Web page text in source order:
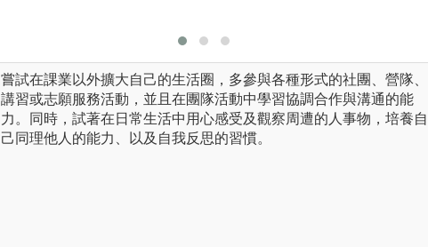
嘗試在課業以外擴大自己的生活圈，多參與各種形式的社團、營隊、
講習或志願服務活動，並且在團隊活動中學習協調合作與溝通的能
力。同時，試著在日常生活中用心感受及觀察周遭的人事物，培養自
己同理他人的能力、以及自我反思的習慣。